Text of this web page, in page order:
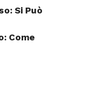
Si Può
Come